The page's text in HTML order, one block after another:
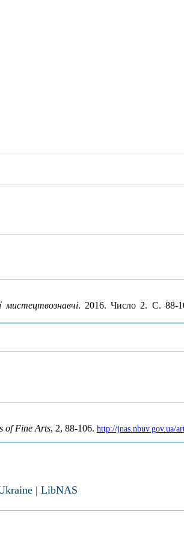
мистецтвознавчі. 2016. Число 2. С. 88-
of Fine Arts, 2, 88-106. http://jnas.nbuv.gov.ua/
| LibNAS